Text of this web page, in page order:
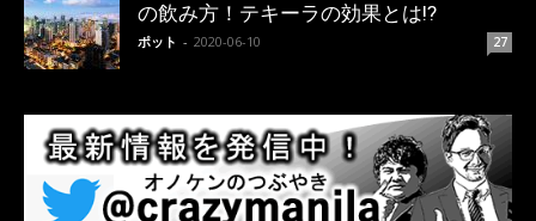
の飲み方！テキーラの効果とは!?
ポット - 2020-06-10 27